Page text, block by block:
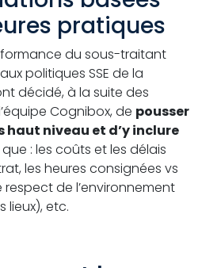
pratiques
du sous-traitant
politiques SSE de la
décidé, à la suite des
Cognibox, de pousser
haut niveau et d’y inclure
: les coûts et les délais
les heures consignées vs
respect de l’environnement
lieux), etc.